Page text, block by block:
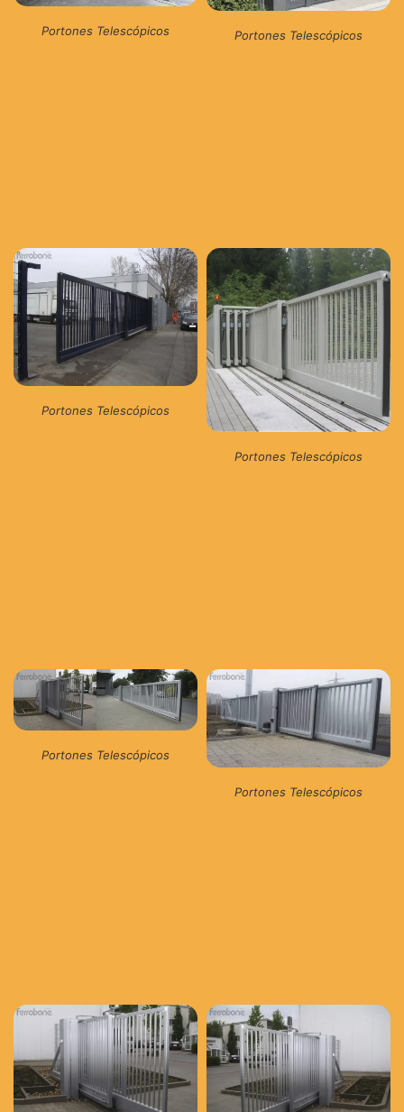
Portones Telescópicos Portones Telescópicos
Portones Telescópicos
Portones Telescópicos
Portones Telescópicos
Portones Telescópicos